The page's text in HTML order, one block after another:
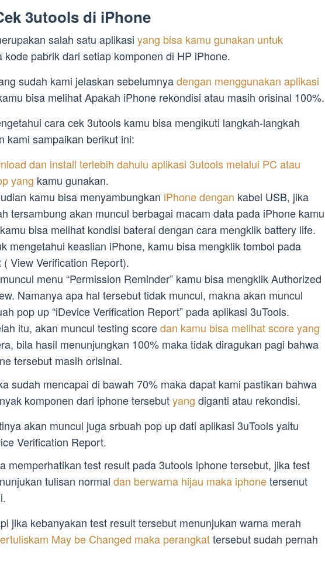
3utools di iPhone
salah satu aplikasi yang bisa kamu gunakan untuk
kode pabrik dari setiap komponen di HP iPhone.
sudah kami jelaskan sebelumnyadengan menggunakan aplikasi
bisa melihat Apakah iPhone rekondisi atau masih orisinal 100%.
cara cek 3utools kamu bisa mengikuti langkah-langkah
kami sampaikan berikut ini:
dan install terlebih dahulu aplikasi 3utools melalui PC atau
yang kamu gunakan.
kamu bisa menyambungkan iPhone dengan kabel USB, jika
tersambung akan muncul berbagai macam data pada iPhone kamu
bisa melihat kondisi baterai dengan cara mengklik battery life.
mengetahui keaslian iPhone, kamu bisa mengklik tombol pada
( View Verification Report).
menu “Permission Reminder” kamu bisa mengklik Authorized
Namanya apa hal tersebut tidak muncul, makna akan muncul
pop up “iDevice Verification Report” pada aplikasi 3uTools.
itu, akan muncul testing scoredan kamu bisa melihat score yang
bila hasil menunjungkan 100% maka tidak diragukan pagi bahwa
tersebut masih orisinal.
sudah mencapai di bawah 70% maka dapat kami pastikan bahwa
komponen dari iphone tersebutyang diganti atau rekondisi.
akan muncul juga srbuah pop up dati aplikasi 3uTools yaitu
Verification Report.
memperhatikan test result pada 3utools iphone tersebut, jika test
tulisan normal dan berwarna hijau maka iphonetersenut
jika kebanyakan test result tersebut menunjukan warna merah
May be Changed maka perangkattersebut sudah pernah